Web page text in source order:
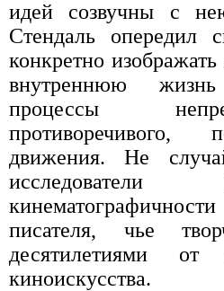
идей созвучны с
Стендаль опередил
конкретно
внутреннюю
процессы
противоречивого,
движения. Не
писателя, чье
десятилетиями от
киноискусства.